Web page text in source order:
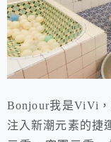
Bonjour我是ViVi
注入新潮元素的捷